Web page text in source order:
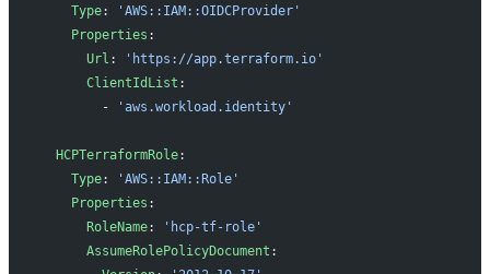
    Type
:
'AWS::IAM::OIDCProvider'
    Properties
:
      Url
:
'https://app.terraform.io'
      ClientIdList
:
        -
'aws.workload.identity'
  HCPTerraformRole
:
    Type
:
'AWS::IAM::Role'
    Properties
:
      RoleName
:
'hcp-tf-role'
      AssumeRolePolicyDocument
: